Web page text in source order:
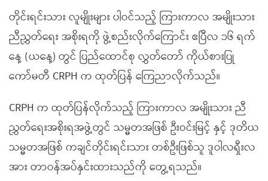
တိုင်းရင်းသား လူမျိုးများ ပါဝင်သည့် ကြားကာလ အမျိုးသား
ညီညွှတ်ရေး အစိုးရကို ဖွဲ့စည်းလိုက်ကြောင်း ဧပြီလ ၁၆ ရက်
နေ့ (ယနေ့) တွင် ပြည်ထောင်စု လွှတ်တော် ကိုယ်စားပြု
ကော်မတီ CRPH က ထုတ်ပြန် ကြေညာလိုက်သည်။
CRPH က ထုတ်ပြန်လိုက်သည့် ကြားကာလ အမျိုးသား ညီ
ညွှတ်ရေးအစိုးရအဖွဲ့တွင် သမ္မတအဖြစ် ဦးဝင်းမြင့် နှင့် ဒုတိယ
သမ္မတအဖြစ် ကချင်တိုင်းရင်းသား တစ်ဦးဖြစ်သူ ဒူဝါလရှီးလ
အား တာဝန်အပ်နှင်းထားသည်ကို တွေ့ရသည်။